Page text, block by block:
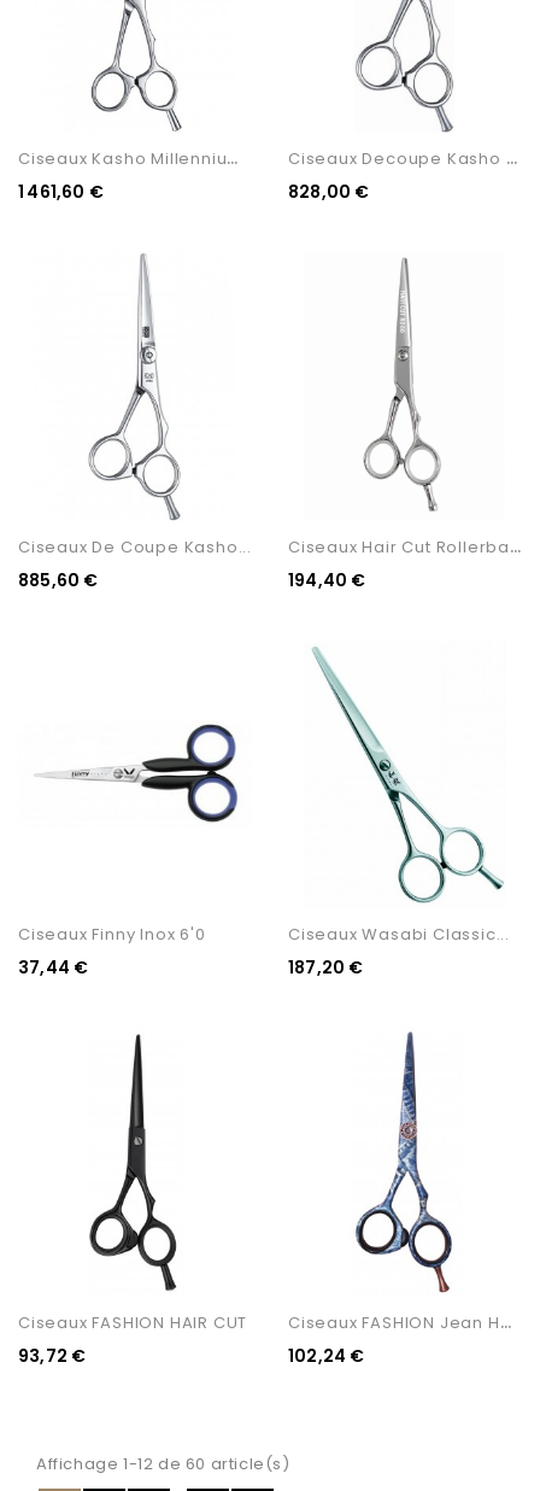
C
Iseaux Kasho Millennium...
1 461,60 €
C
Iseaux Decoupe Kasho Green...
828,00 €
Ciseaux De Coupe Kasho...
885,60 €
C
Iseaux Hair Cut Rollerball...
194,40 €
Ciseaux Finny Inox 6'0
37,44 €
Ciseaux Wasabi Classic...
187,20 €
Ciseaux FASHION HAIR CUT
93,72 €
C
Iseaux FASHION Jean HAIR...
102,24 €
Affichage 1-12 de 60 article(s)